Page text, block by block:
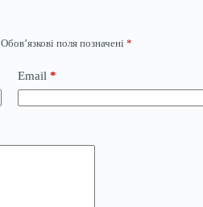
Обов’язкові поля позначені *
Email *